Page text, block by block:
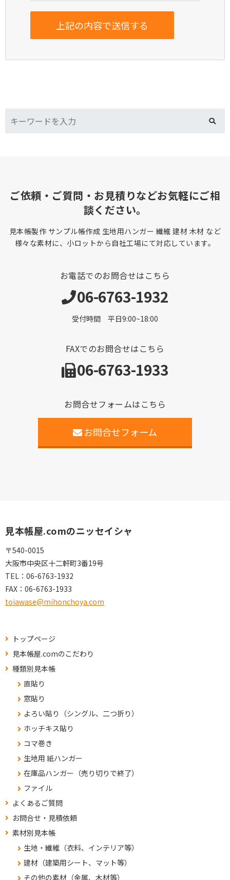
ご依頼・ご質問・お見積りなどお気軽にご相
談ください。
見本帳製作 サンプル帳作成 生地用ハンガー 繊維 建材 木材 など
様々な素材に、小ロットから自社工場にて対応しています。
お電話でのお問合せはこちら
06-6763-1932
受付時間 平日9:00~18:00
FAXでのお問合せはこちら
06-6763-1933
お問合せフォームはこちら
お問合せフォーム
見本帳屋.comのニッセイシャ
〒540-0015
大阪市中央区十二軒町3番19号
TEL： 06-6763-1932
FAX： 06-6763-1933
toiawase@mihonchoya.com
トップページ
見本帳屋.comのこだわり
種類別見本帳
直貼り
窓貼り
よろい貼り（シングル、二つ折り）
ホッチキス貼り
コマ巻き
生地用 紙ハンガー
在庫品ハンガー（売り切りで終了）
ファイル
よくあるご質問
お問合せ・見積依頼
素材別見本帳
生地・繊維（衣料、インテリア等）
建材（建築用シート、マット等）
その他の素材（金属、木材等）